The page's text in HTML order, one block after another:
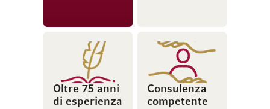
Oltre 75 anni
di esperienza
Consulenza
competente